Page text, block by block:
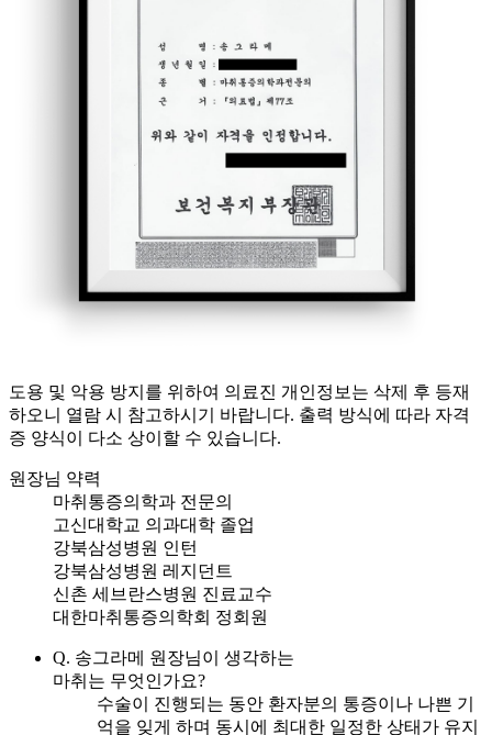
도용 및 악용 방지를 위하여 의료진 개인정보는 삭제 후 등재
하오니 열람 시 참고하시기 바랍니다. 출력 방식에 따라 자격
증 양식이 다소 상이할 수 있습니다.
원장님 약력
마취통증의학과 전문의
고신대학교 의과대학 졸업
강북삼성병원 인턴
강북삼성병원 레지던트
신촌 세브란스병원 진료교수
대한마취통증의학회 정회원
Q. 송그라메 원장님이 생각하는
마취는 무엇인가요?
수술이 진행되는 동안 환자분의 통증이나 나쁜 기
억을 잊게 하며 동시에 최대한 일정한 상태가 유지